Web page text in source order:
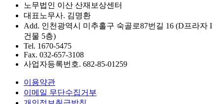
노무법인 이산 산재보상센터
대표노무사. 김명환
Add. 인천광역시 미추홀구 숙골로87번길 16 (D프라자 I
건물 5층)
Tel. 1670-5475
Fax. 032-657-3108
사업자등록번호. 682-85-01259
이용약관
이메일 무단수집거부